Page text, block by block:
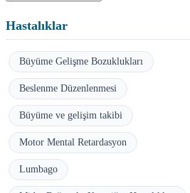
Hastalıklar
Büyüme Gelişme Bozuklukları
Beslenme Düzenlenmesi
Büyüme ve gelişim takibi
Motor Mental Retardasyon
Lumbago